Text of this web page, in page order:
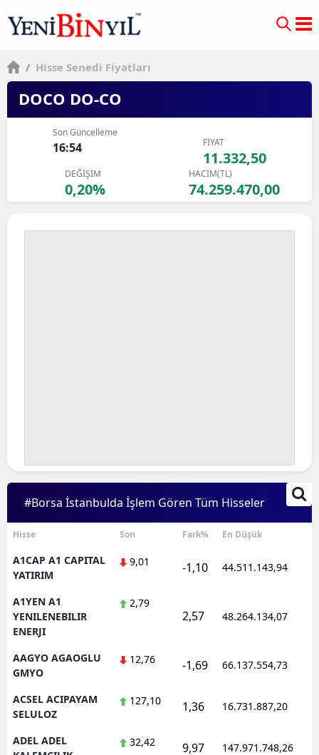
/ Hisse Senedi Fiyatları
DOCO DO-CO
Son Güncelleme
16:54 FİYAT
11.332,50
DEĞİŞİM
0,20%
HACİM(TL)
74.259.470,00
#Borsa İstanbulda İşlem Gören Tüm Hisseler
Hisse Son Fark% En Düşük
A1CAP A1 CAPITAL
YATIRIM
9,01 -1,10 44.511.143,94
A1YEN A1
YENILENEBILIR
ENERJI
2,79
2,57 48.264.134,07
AAGYO AGAOGLU
GMYO
12,76 -1,69 66.137.554,73
ACSEL ACIPAYAM
SELULOZ
127,10 1,36 16.731.887,20
ADEL ADEL
32,42 9,97 147.971.748,26